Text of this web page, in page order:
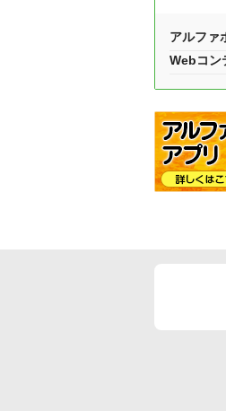
アルファ
Webコン